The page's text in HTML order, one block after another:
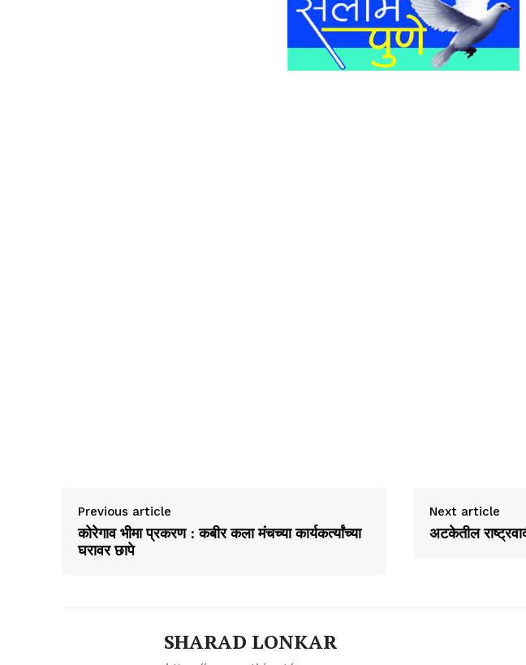
Previous article
कोरेगाव भीमा प्रकरण : कबीर कला मंचच्या कार्यकर्त्यांच्या
घरावर छापे
Next article
अटकेतील
SHARAD LONKAR